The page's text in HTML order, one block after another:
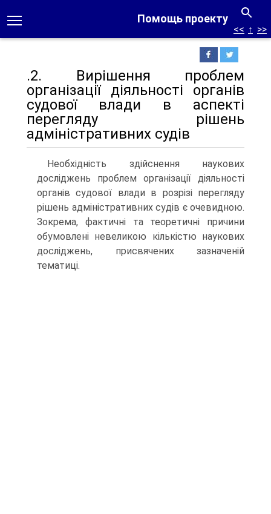
Помощь проекту
<< ↑ >>
.2. Вирішення проблем
організації діяльності органів
судової влади в аспекті
перегляду рішень
адміністративних судів
Необхідність здійснення наукових
досліджень проблем організації діяльності
органів судової влади в розрізі перегляду
рішень адміністративних судів є очевидною.
Зокрема, фактичні та теоретичні причини
обумовлені невеликою кількістю наукових
досліджень, присвячених зазначеній
тематиці.